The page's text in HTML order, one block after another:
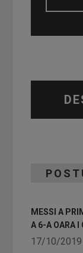
MESSI A
A 6-A OARA I
17/10/2019